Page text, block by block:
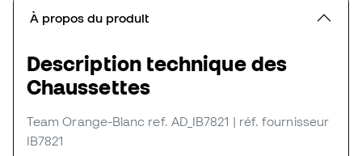
À propos du produit
Description technique des
Chaussettes
Team Orange-Blanc ref. AD_IB7821 | réf. fournisseur
IB7821